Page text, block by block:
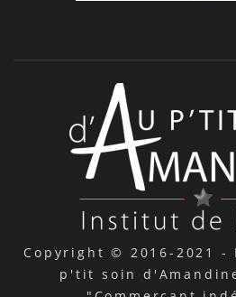
Copyright © 2016-2021 -
p'tit soin